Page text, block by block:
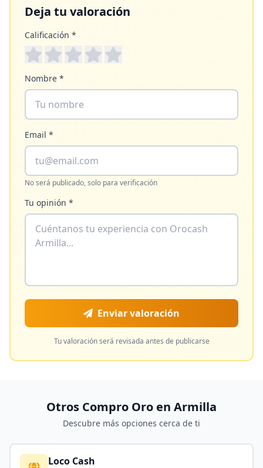
Deja tu valoración
Calificación *
Nombre *
Email *
No será publicado, solo para verificación
Tu opinión *
Enviar valoración
Tu valoración será revisada antes de publicarse
Otros Compro Oro en Armilla
Descubre más opciones cerca de ti
Loco Cash